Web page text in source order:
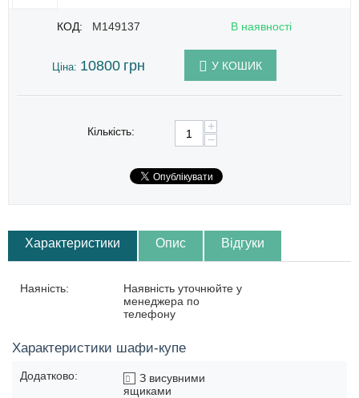
КОД: M149137 В наявності
Ціна: 10800 грн У КОШИК
Кількість:
+
−
Характеристики Опис Відгуки
Наяність:
Наявність уточнюйте у
менеджера по
телефону
Характеристики шафи-купе
Додатково:
З висувними
ящиками